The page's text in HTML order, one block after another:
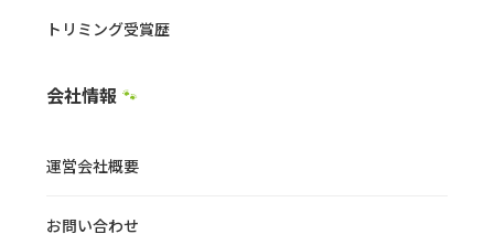
トリミング受賞歴
会社情報 🐾
運営会社概要
お問い合わせ